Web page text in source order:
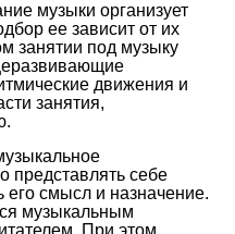
музыки организует
ее зависит от их
занятии под музыку
движения и
занятия,
представлять себе
смысл и назначение.
музыкальным
При этом